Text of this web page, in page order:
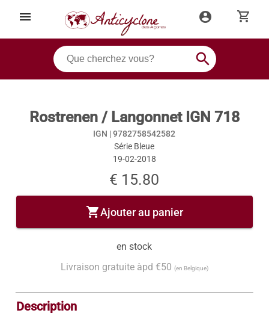
menu account_circle shopping_cart
search
Rostrenen / Langonnet IGN 718
IGN |9782758542582
Série Bleue
19-02-2018
€ 15.80
shopping_cartAjouter au panier
en stock
Livraison gratuite àpd €50 (en Belgique)
Description